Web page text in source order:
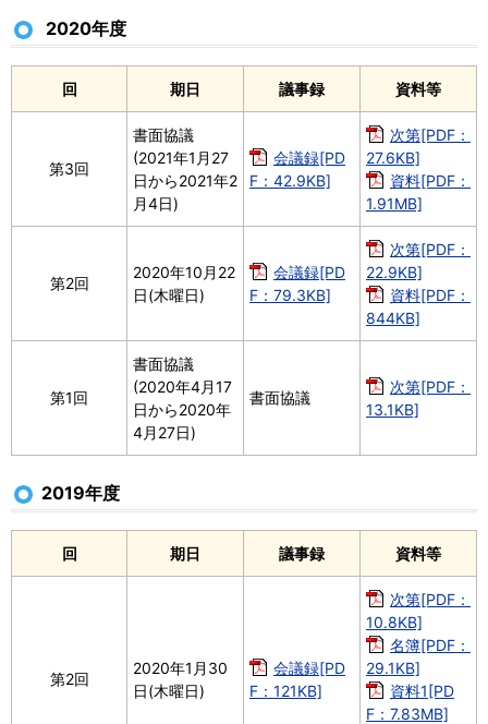
2020年度
回 期日 議事録 資料等
第3回
書面協議
(2021年1月27
日から2021年2
月4日)
会議録[PD
F：42.9KB]
次第[PDF：
27.6KB]
資料[PDF：
1.91MB]
第2回
2020年10月22
日(木曜日)
会議録[PD
F：79.3KB]
次第[PDF：
22.9KB]
資料[PDF：
844KB]
第1回
書面協議
(2020年4月17
日から2020年
4月27日)
書面協議
次第[PDF：
13.1KB]
2019年度
回 期日 議事録 資料等
第2回
2020年1月30
日(木曜日)
会議録[PD
F：121KB]
次第[PDF：
10.8KB]
名簿[PDF：
29.1KB]
資料1[PD
F：7.83MB]